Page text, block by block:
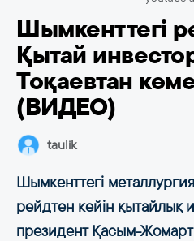
Шымкенттегі
Қытай
Тоқаевтан
(ВИДЕО)
taulik
Шымкенттегі
рейдтен кейін қытайлық
президент Қасым-Жомарт